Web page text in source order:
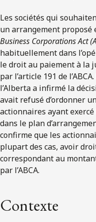
Les sociétés qui
un arrangement proposé
Business Corporations Act
habituellement dans
le droit au paiement à la
par l’article 191 de
l’Alberta a infirmé la
avait refusé d’ordonner
actionnaires ayant
dans le plan
confirme que les
plupart des cas, avoir
correspondant au
par l’ABCA.
Contexte